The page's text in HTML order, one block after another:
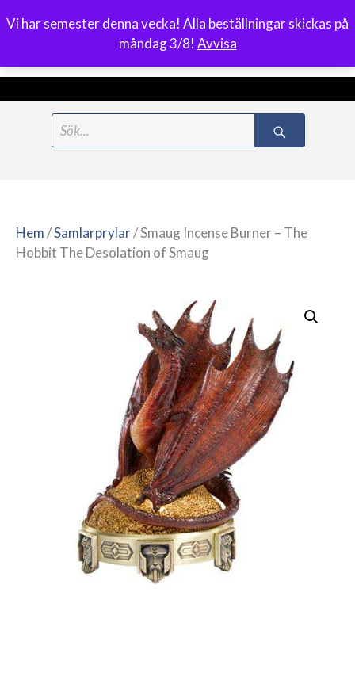
Vi har semester denna vecka! Alla beställningar skickas på
måndag 3/8! Avvisa
0
Meny
Hem/Samlarprylar/ Smaug Incense Burner – The
Hobbit The Desolation of Smaug